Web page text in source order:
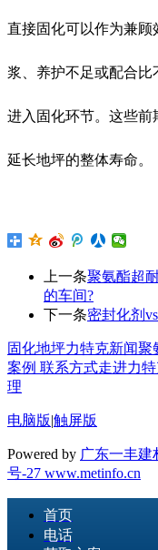
直接固化可以作为兼
浆、养护不足或配合
进入固化环节。这些
延长地坪的整体寿命。
上一条聚氨酯超
的车间?
下一条密封化剂
固化地坪力特克新闻聚
案例 联系方式走进力
理
电脑版|触屏版
Powered by 广东一丰建
号-27 www.metinfo.cn
首页
电话